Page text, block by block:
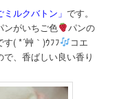
ミルクバトン」です。
ンがいちご色
パンの
( *´艸｀)ｳﾌﾌ
コエ
、香ばしい良い香り